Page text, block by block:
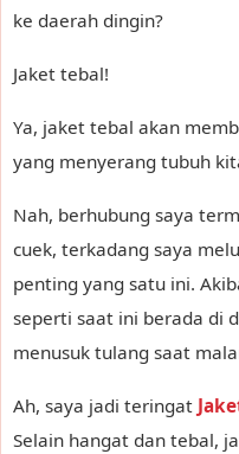
ke daerah dingin?
Jaket tebal!
Ya, jaket tebal akan
yang menyerang tubuh
Nah, berhubung saya
cuek, terkadang saya
penting yang satu ini.
seperti saat ini berada di
menusuk tulang saat
Ah, saya jadi teringat
Selain hangat dan tebal,